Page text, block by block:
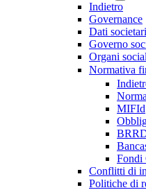
Indietro
Governance
Dati societari
Governo
Organi
Normativa
MIFId
Fondi
Conflitti di
Politiche di